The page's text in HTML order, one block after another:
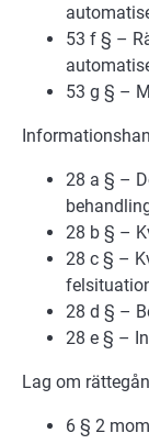
53 f § –
53 g § –
28 a § –
28 b § –
28 c § –
28 d § –
28 e § –
Lag om
6 § 2